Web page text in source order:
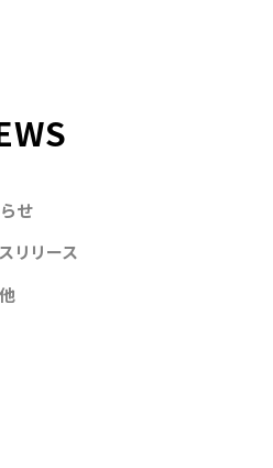
せ
リリース